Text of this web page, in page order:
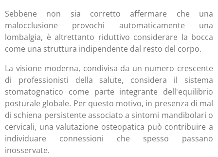
Sebbene non sia corretto affermare che una
malocclusione provochi automaticamente una
lombalgia, è altrettanto riduttivo considerare la bocca
come una struttura indipendente dal resto del corpo.
La visione moderna, condivisa da un numero crescente
di professionisti della salute, considera il sistema
stomatognatico come parte integrante dell'equilibrio
posturale globale. Per questo motivo, in presenza di mal
di schiena persistente associato a sintomi mandibolari o
cervicali, una valutazione osteopatica può contribuire a
individuare connessioni che spesso passano
inosservate.